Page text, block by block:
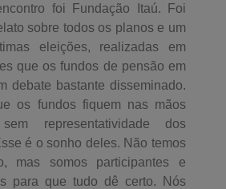
foi Fundação Itaú. Foi
sobre todos os planos e um
eleições, realizadas em
que os fundos de pensão em
debate bastante disseminado.
os fundos fiquem nas mãos
representatividade dos
é o sonho deles. Não temos
mas somos participantes e
para que tudo dê certo. Nós